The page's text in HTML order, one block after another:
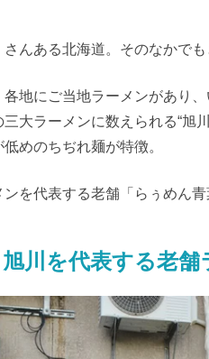
んある北海道。そのなかで
各地にご当地ラーメンがあり
大ラーメンに数えられる“旭
めのちぢれ麺が特徴。
を代表する老舗「らぅめん青
川を代表する老舗